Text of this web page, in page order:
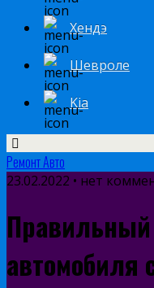
Хендэ
Шевроле
Kia
Ремонт Авто
23.02.2022 • нет
Правильный
автомобиля